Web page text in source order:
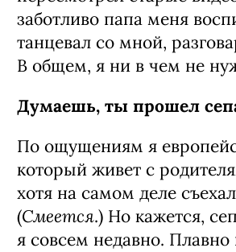
заботливо папа меня
танцевал со мной,
В общем, я ни в чем не
Думаешь, ты прошел
По ощущениям я
который живет с
хотя на самом деле
(Смеется.) Но кажется,
я совсем недавно. Плавно